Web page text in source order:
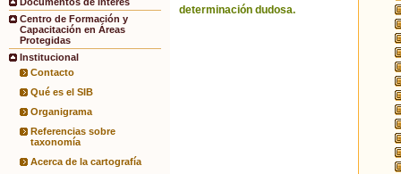
Documentos de interés
Centro de Formación y
Capacitación en Áreas
Protegidas
Institucional
Contacto
Qué es el SIB
Organigrama
Referencias sobre
taxonomía
Acerca de la cartografía
determinación dudosa.